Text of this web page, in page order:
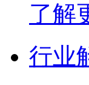
了解
行业